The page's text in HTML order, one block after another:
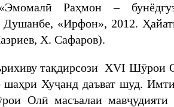
Раҳмон –
Душанбе, «Ирфон», 2012.
Х. Сафаров).
тақдирсози XVI Шӯрои
шаҳри Хуҷанд даъват шуд.
Олӣ масъалаи мавҷудияти